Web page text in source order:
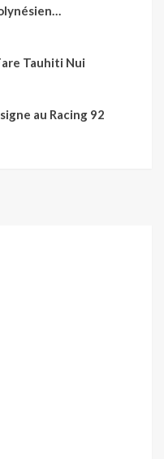
Tauhiti Nui
au Racing 92